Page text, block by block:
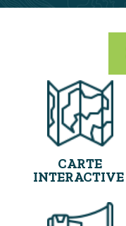
CARTE
INTERACTIVE